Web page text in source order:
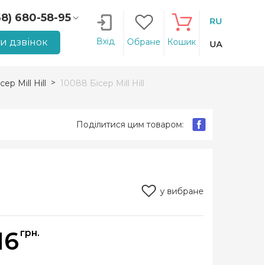
680-58-95
207-14-90
дзвінок Вхід Обране Кошик
RU
UA
Mill Hill 10088 Бісер Mill Hill
Поділитися цим товаром:
у вибране
грн.